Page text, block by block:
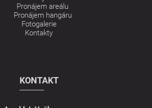
Pronájem areálu
Pronájem hangáru
Fotogalerie
Kontakty
KONTAKT